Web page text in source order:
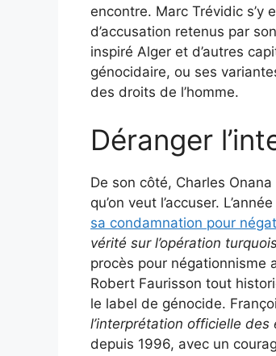
encontre. Marc Trévidic s’y
d’accusation retenus par
inspiré Alger et d’autres
génocidaire, ou ses
des droits de l’homme.
Déranger
De son côté, Charles
qu’on veut l’accuser.
sa condamnation pour
vérité sur l’opération
procès pour négationnisme
Robert Faurisson tout
le label de génocide.
l’interprétation officielle des
depuis 1996, avec un